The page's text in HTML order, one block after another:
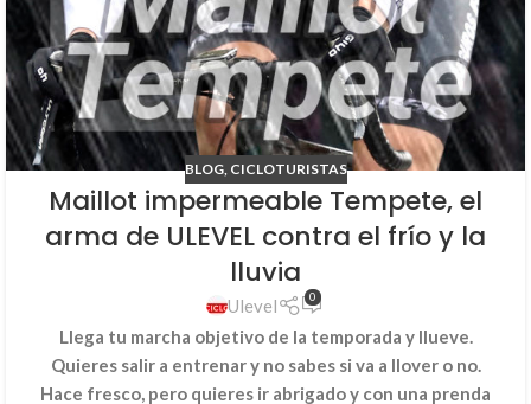
BLOG, CICLOTURISTAS
Maillot impermeable Tempete, el
arma de ULEVEL contra el frío y la
lluvia
Ulevel 0
Llega tu marcha objetivo de la temporada y llueve.
Quieres salir a entrenar y no sabes si va a llover o no.
Hace fresco, pero quieres ir abrigado y con una prenda